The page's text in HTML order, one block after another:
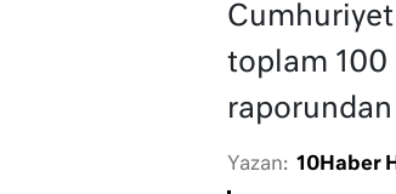
Cumhuriyet
toplam 100
raporundan
Yazan: 10Haber